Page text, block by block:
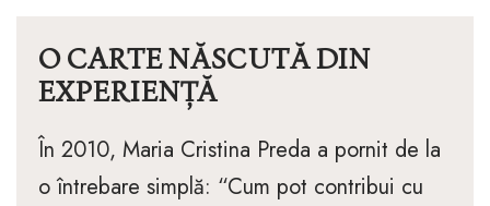
O CARTE NĂSCUTĂ DIN
EXPERIENȚĂ
În 2010, Maria Cristina Preda a pornit de la
o întrebare simplă: “Cum pot contribui cu